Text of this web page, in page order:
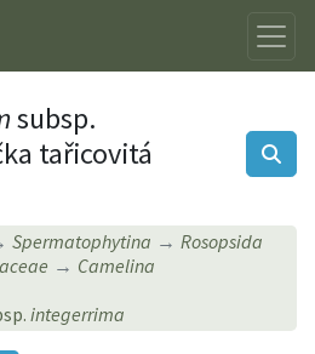
subsp.
tařicovitá
Spermatophytina
Rosopsida
Camelina
integerrima